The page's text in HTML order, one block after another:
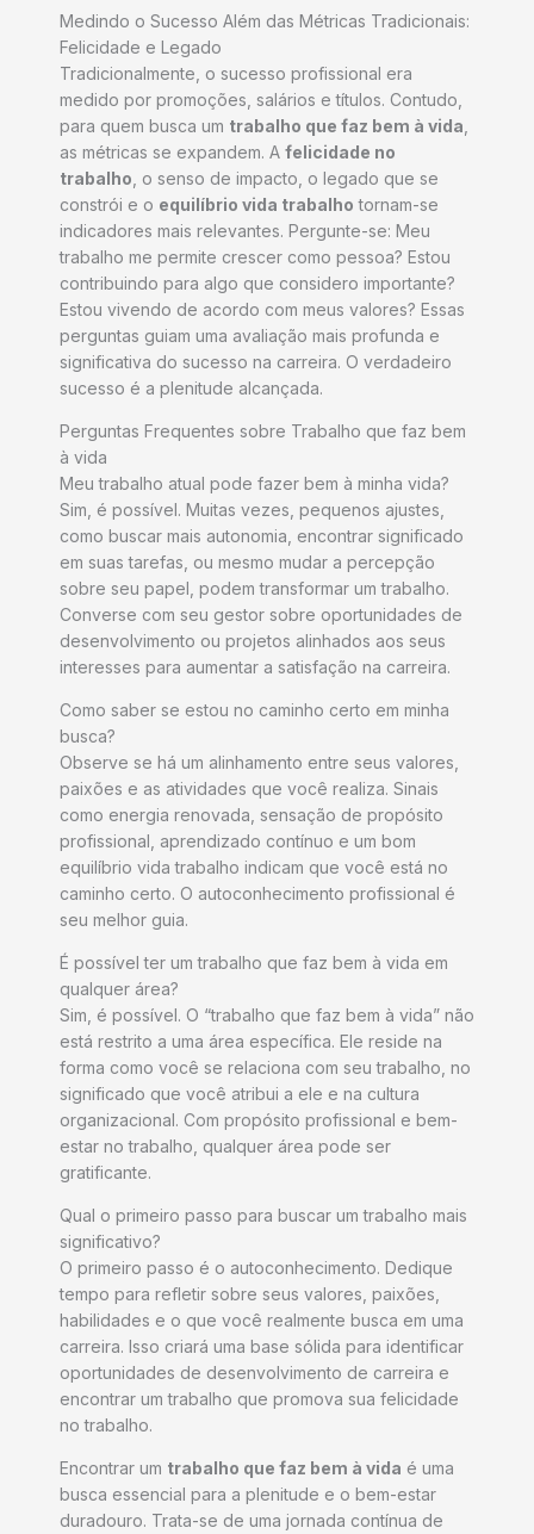
Medindo o Sucesso Além das Métricas Tradicionais:
Felicidade e Legado
Tradicionalmente, o sucesso profissional era
medido por promoções, salários e títulos. Contudo,
para quem busca um trabalho que faz bem à vida
as métricas se expandem. A felicidade no
trabalho , o senso de impacto, o legado que se
constrói e o equilíbrio vida trabalho tornam-se
indicadores mais relevantes. Pergunte-se: Meu
trabalho me permite crescer como pessoa? Estou
contribuindo para algo que considero importante?
Estou vivendo de acordo com meus valores? Essas
perguntas guiam uma avaliação mais profunda e
significativa do sucesso na carreira. O verdadeiro
sucesso é a plenitude alcançada.
Perguntas Frequentes sobre Trabalho que faz bem
à vida
Meu trabalho atual pode fazer bem à minha vida?
Sim, é possível. Muitas vezes, pequenos ajustes,
como buscar mais autonomia, encontrar significado
em suas tarefas, ou mesmo mudar a percepção
sobre seu papel, podem transformar um trabalho.
Converse com seu gestor sobre oportunidades de
desenvolvimento ou projetos alinhados aos seus
interesses para aumentar a satisfação na carreira.
Como saber se estou no caminho certo em minha
busca?
Observe se há um alinhamento entre seus valores,
paixões e as atividades que você realiza. Sinais
como energia renovada, sensação de propósito
profissional, aprendizado contínuo e um bom
equilíbrio vida trabalho indicam que você está no
caminho certo. O autoconhecimento profissional é
seu melhor guia.
É possível ter um trabalho que faz bem à vida em
qualquer área?
Sim, é possível. O “trabalho que faz bem à vida” não
está restrito a uma área específica. Ele reside na
forma como você se relaciona com seu trabalho, no
significado que você atribui a ele e na cultura
organizacional. Com propósito profissional e bem-
estar no trabalho, qualquer área pode ser
gratificante.
Qual o primeiro passo para buscar um trabalho mais
significativo?
O primeiro passo é o autoconhecimento. Dedique
tempo para refletir sobre seus valores, paixões,
habilidades e o que você realmente busca em uma
carreira. Isso criará uma base sólida para identificar
oportunidades de desenvolvimento de carreira e
encontrar um trabalho que promova sua felicidade
no trabalho.
Encontrar um trabalho que faz bem à vida é uma
busca essencial para a plenitude e o bem-estar
duradouro. Trata-se de uma jornada contínua de